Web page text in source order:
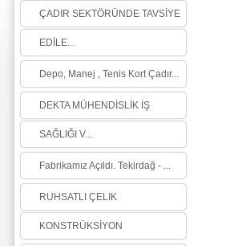
ÇADIR SEKTÖRÜNDE TAVSİYE
EDİLE...
Depo, Manej , Tenis Kort Çadır...
DEKTA MÜHENDİSLİK İŞ
SAĞLIĞI V...
Fabrikamız Açıldı. Tekirdağ - ...
RUHSATLI ÇELIK
KONSTRÜKSİYON